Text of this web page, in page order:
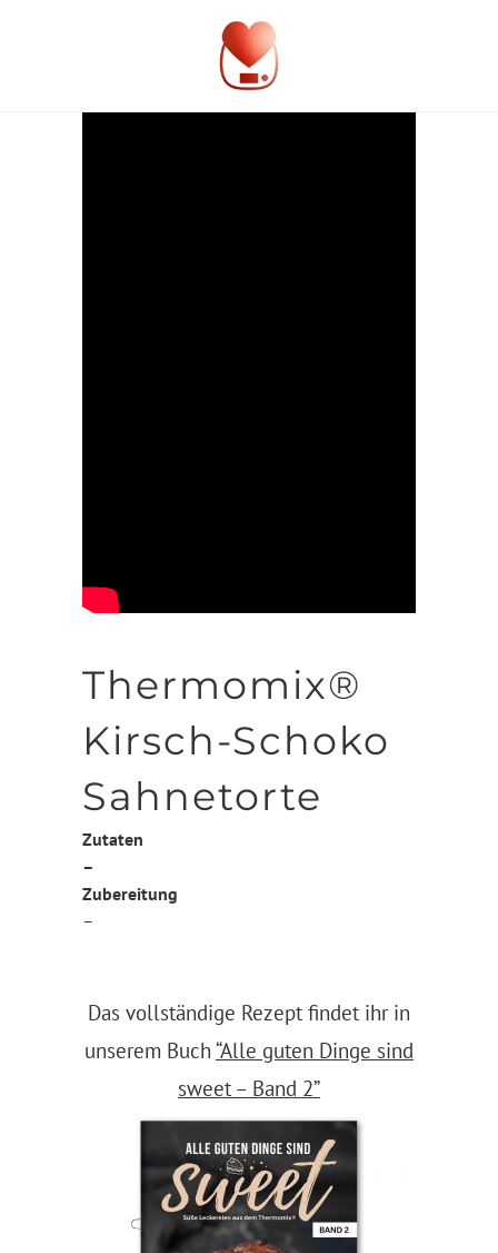
Thermomix®
Kirsch-Schoko
Sahnetorte
Zutaten
–
Zubereitung
–
Das vollständige Rezept findet ihr in
unserem Buch “Alle guten Dinge sind
sweet – Band 2”